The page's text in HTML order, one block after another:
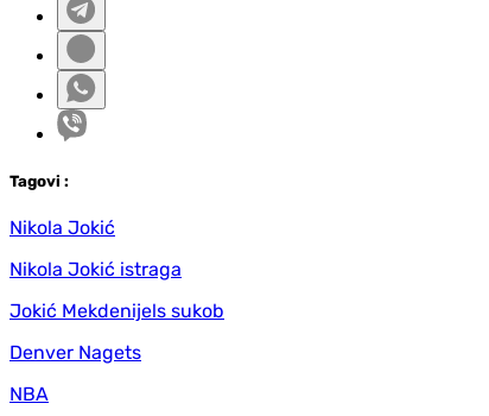
Tagovi :
Nikola Jokić
Nikola Jokić istraga
Jokić Mekdenijels sukob
Denver Nagets
NBA